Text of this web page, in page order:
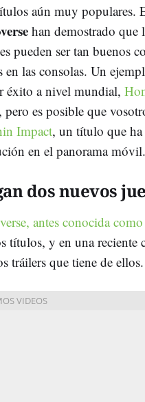
aún muy populares.
han demostrado que
pueden ser tan buenos
en las consolas. Un
éxito a nivel mundial,
, pero es posible que
Impact, un título que ha
en el panorama móvil.
dos nuevos
antes conocida
títulos, y en una reciente
tráilers que tiene de ellos.